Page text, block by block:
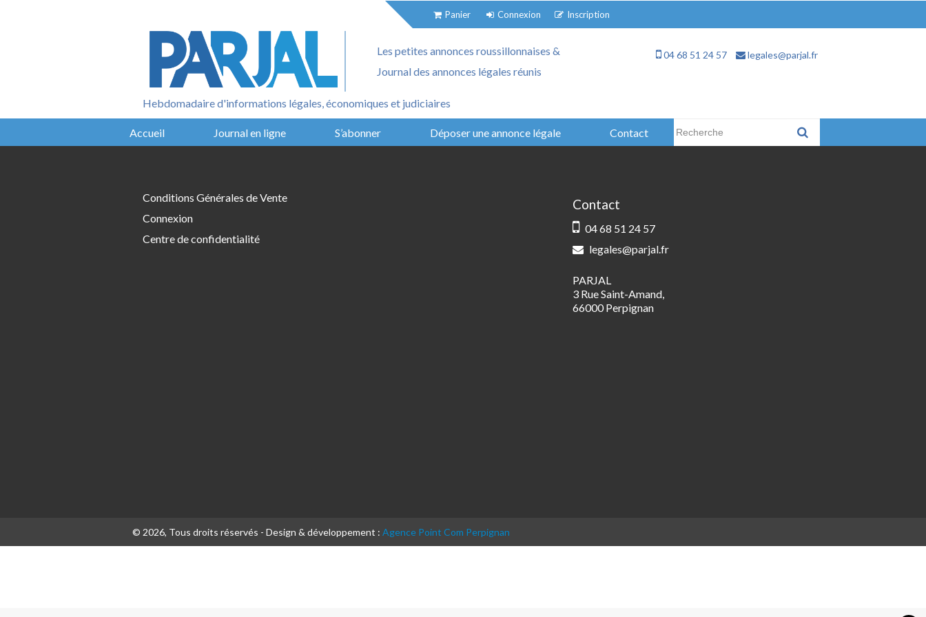
Panier Connexion Inscription
Les petites annonces roussillonnaises &
Journal des annonces légales réunis
04 68 51 24 57 legales@parjal.fr
Hebdomadaire d'informations légales, économiques et judiciaires
Accueil Journal en ligne S’abonner Déposer une annonce légale Contact
Conditions Générales de Vente
Connexion
Centre de confidentialité
Contact
04 68 51 24 57
legales@parjal.fr
PARJAL
3 Rue Saint-Amand,
66000 Perpignan
© 2026, Tous droits réservés - Design & développement : Agence Point Com Perpignan